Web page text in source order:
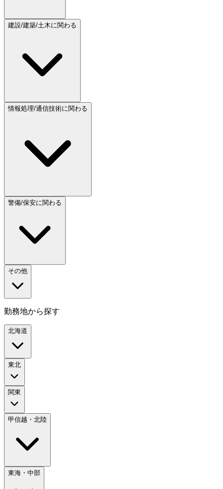
建設/建築/土木に関わる
情報処理/通信技術に関わる
警備/保安に関わる
その他
勤務地から探す
北海道
東北
関東
甲信越・北陸
東海・中部